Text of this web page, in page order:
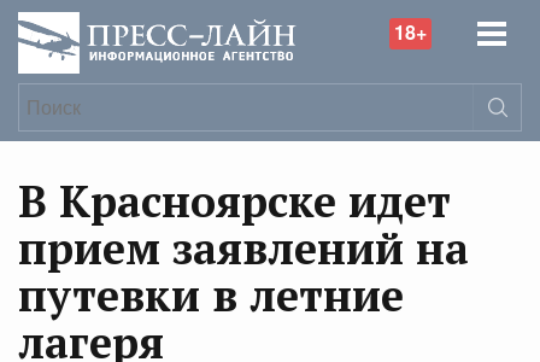
18+
В Красноярске идет
прием заявлений на
путевки в летние
лагеря